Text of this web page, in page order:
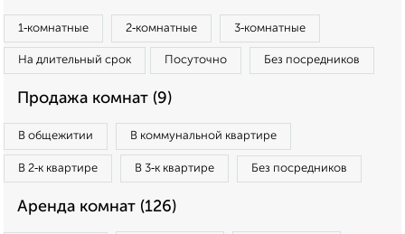
1‑комнатные 2‑комнатные 3‑комнатные
На длительный срок Посуточно Без посредников
Продажа комнат (9)
В общежитии В коммунальной квартире
В 2‑к квартире В 3‑к квартире Без посредников
Аренда комнат (126)